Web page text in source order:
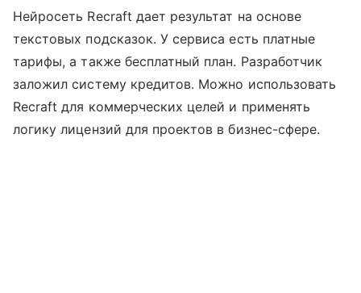
Нейросеть Recraft дает результат на основе
текстовых подсказок. У сервиса есть платные
тарифы, а также бесплатный план. Разработчик
заложил систему кредитов. Можно использовать
Recraft для коммерческих целей и применять
логику лицензий для проектов в бизнес-сфере.